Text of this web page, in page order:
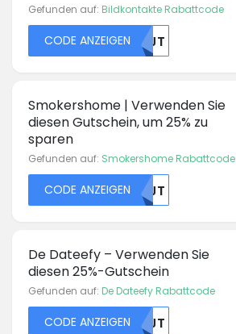
Gefunden auf: Bildkontakte Rabattcode
CODE ANZEIGEN NTJT
Smokershome | Verwenden Sie
diesen Gutschein, um 25% zu
sparen
Gefunden auf: Smokershome Rabattcode
CODE ANZEIGEN NTJT
De Dateefy – Verwenden Sie
diesen 25%-Gutschein
Gefunden auf: De Dateefy Rabattcode
CODE ANZEIGEN NTJT